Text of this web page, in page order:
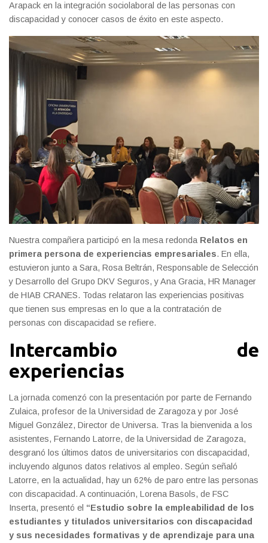
Arapack en la integración sociolaboral de las personas con
discapacidad y conocer casos de éxito en este aspecto.
Nuestra compañera participó en la mesa redonda Relatos en
primera persona de experiencias empresariales. En ella,
estuvieron junto a Sara, Rosa Beltrán, Responsable de Selección
y Desarrollo del Grupo DKV Seguros, y Ana Gracia, HR Manager
de HIAB CRANES. Todas relataron las experiencias positivas
que tienen sus empresas en lo que a la contratación de
personas con discapacidad se refiere.
Intercambio de
experiencias
La jornada comenzó con la presentación por parte de Fernando
Zulaica, profesor de la Universidad de Zaragoza y por José
Miguel González, Director de Universa. Tras la bienvenida a los
asistentes, Fernando Latorre, de la Universidad de Zaragoza,
desgranó los últimos datos de universitarios con discapacidad,
incluyendo algunos datos relativos al empleo. Según señaló
Latorre, en la actualidad, hay un 62% de paro entre las personas
con discapacidad. A continuación, Lorena Basols, de FSC
Inserta, presentó el “Estudio sobre la empleabilidad de los
estudiantes y titulados universitarios con discapacidad
y sus necesidades formativas y de aprendizaje para una